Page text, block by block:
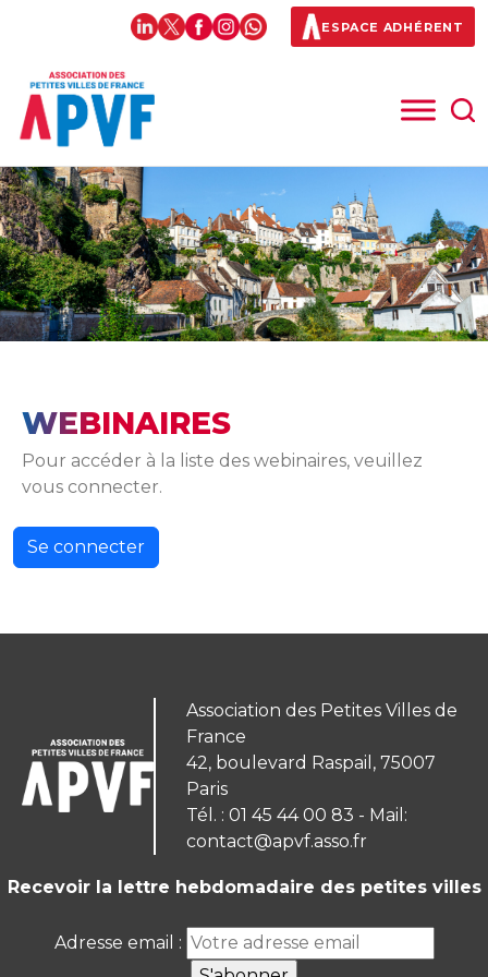
ESPACE ADHÉRENT
WEBINAIRES
Pour accéder à la liste des webinaires, veuillez
vous connecter.
Se connecter
Association des Petites Villes de
France
42, boulevard Raspail, 75007
Paris
Tél. : 01 45 44 00 83 - Mail:
contact@apvf.asso.fr
Recevoir la lettre hebdomadaire des petites villes
Adresse email :